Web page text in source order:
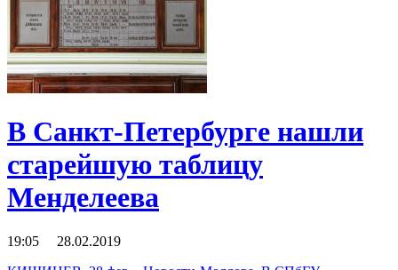
В Санкт-Петербурге нашли
старейшую таблицу
Менделеева
19:05 28.02.2019